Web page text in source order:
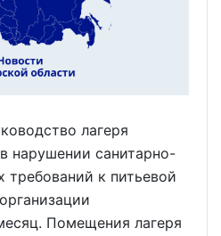
лагеря
нарушении санитарно-
требований к питьевой
Помещения лагеря